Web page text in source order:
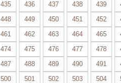
435 436 437 438 439
448 449 450 451 452
461 462 463 464 465
474 475 476 477 478
487 488 489 490 491
500 501 502 503 504